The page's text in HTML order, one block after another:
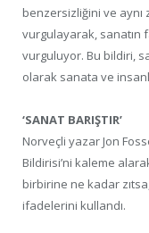
benzersizliğini ve
vurgulayarak, sanatın
vurguluyor. Bu bildiri,
olarak sanata ve
‘SANAT BARIŞTIR’
Norveçli yazar Jon
Bildirisi’ni kaleme
birbirine ne kadar
ifadelerini kullandı.